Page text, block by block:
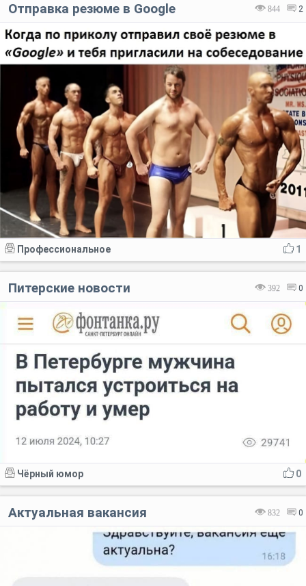
844 2
Отправка резюме в Google
1
Профессиональное
392 0
Питерские новости
0
Чёрный юмор
832 0
Актуальная вакансия